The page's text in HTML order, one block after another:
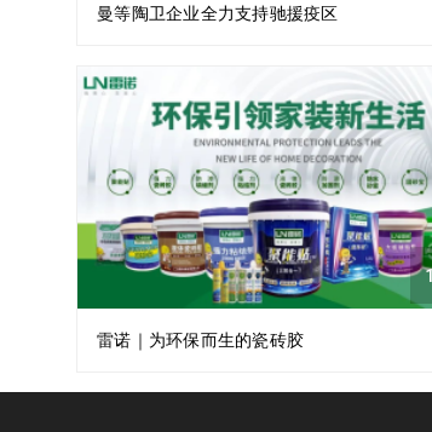
曼等陶卫企业全力支持驰援疫区​
雷诺｜为环保而生的瓷砖胶